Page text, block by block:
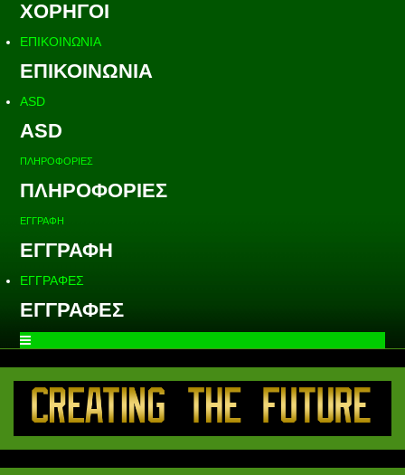
ΧΟΡΗΓΟΙ
ΕΠΙΚΟΙΝΩΝΙΑ
ΕΠΙΚΟΙΝΩΝΙΑ
ASD
ASD
ΠΛΗΡΟΦΟΡΙΕΣ
ΠΛΗΡΟΦΟΡΙΕΣ
ΕΓΓΡΑΦΗ
ΕΓΓΡΑΦΗ
ΕΓΓΡΑΦΕΣ
ΕΓΓΡΑΦΕΣ